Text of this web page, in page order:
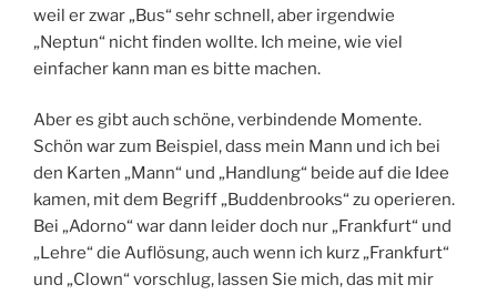
weil er zwar „Bus“ sehr schnell, aber irgendwie
„Neptun“ nicht finden wollte. Ich meine, wie viel
einfacher kann man es bitte machen.
Aber es gibt auch schöne, verbindende Momente.
Schön war zum Beispiel, dass mein Mann und ich bei
den Karten „Mann“ und „Handlung“ beide auf die Idee
kamen, mit dem Begriff „Buddenbrooks“ zu operieren.
Bei „Adorno“ war dann leider doch nur „Frankfurt“ und
„Lehre“ die Auflösung, auch wenn ich kurz „Frankfurt“
und „Clown“ vorschlug, lassen Sie mich, das mit mir